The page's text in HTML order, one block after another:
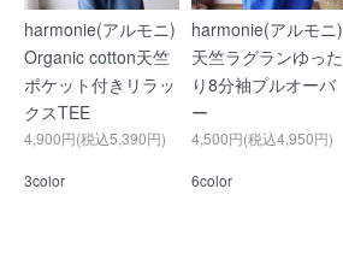
harmonie(アルモニ)
Organic cotton天竺
ポケット付きリラッ
クスTEE
4,900円(税込5,390円)
3color
harmonie(アルモニ)
天竺ラグランゆった
り8分袖プルオーバ
ー
4,500円(税込4,950円)
6color